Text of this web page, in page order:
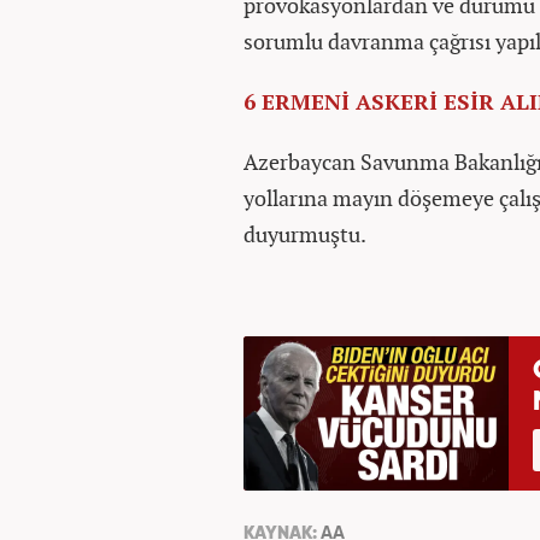
sorumlu davranma çağrısı
6 ERMENİ ASKERİ ESİR
Azerbaycan Savunma
yollarına mayın döşemeye
duyurmuştu.
KAYNAK: AA